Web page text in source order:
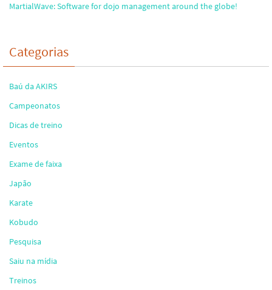
MartialWave: Software for dojo management around the globe!
Categorias
Baú da AKIRS
Campeonatos
Dicas de treino
Eventos
Exame de faixa
Japão
Karate
Kobudo
Pesquisa
Saiu na mídia
Treinos